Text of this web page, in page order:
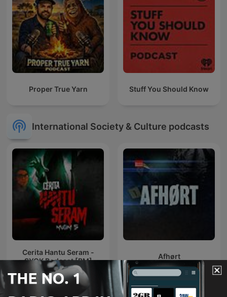
Proper True Yarn Stuff You Should Know
International Society & Culture podcasts
Cerita Hantu Seram -
SYOK Podcast [BM]
Afhørt